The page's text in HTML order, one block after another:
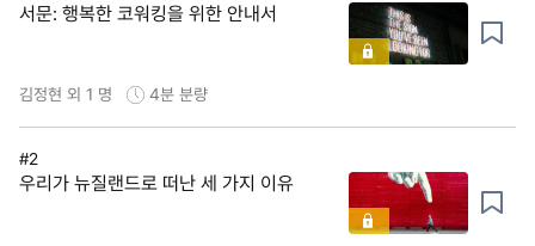
서문: 행복한 코워킹을 위한 안내서
김정현 외 1 명 4분 분량
#2
우리가 뉴질랜드로 떠난 세 가지 이유